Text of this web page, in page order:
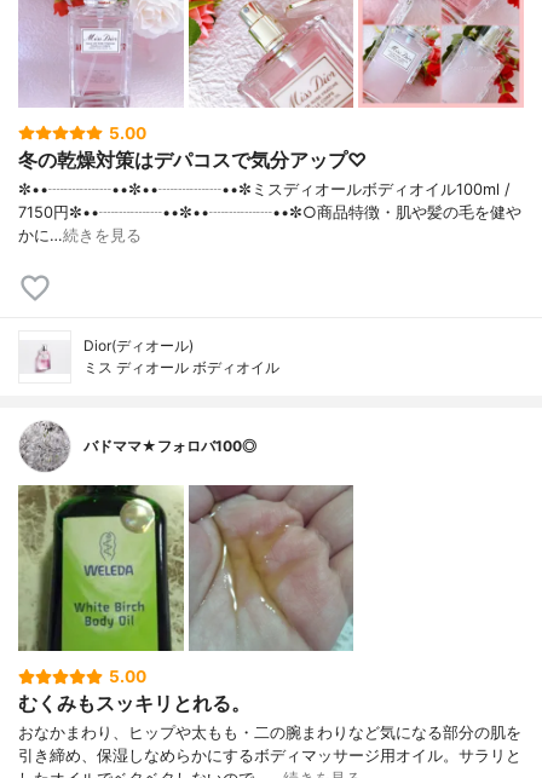
5.00
冬の乾燥対策はデパコスで気分アップ♡
✼••┈┈┈┈••✼••┈┈┈┈••✼ミスディオールボディオイル100ml /
7150円✼••┈┈┈┈••✼••┈┈┈┈••✼○商品特徴・肌や髪の毛を健や
かに…続きを見る
Dior(ディオール)
ミス ディオール ボディオイル
バドママ★フォロバ100◎
5.00
むくみもスッキリとれる。
おなかまわり、ヒップや太もも・二の腕まわりなど気になる部分の肌を
引き締め、保湿しなめらかにするボディマッサージ用オイル。サラリと